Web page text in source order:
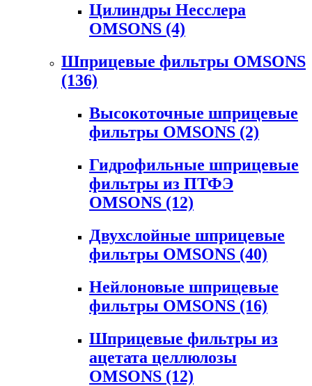
Цилиндры Несслера
OMSONS (4)
Шприцевые фильтры OMSONS
(136)
Высокоточные шприцевые
фильтры OMSONS (2)
Гидрофильные шприцевые
фильтры из ПТФЭ
OMSONS (12)
Двухслойные шприцевые
фильтры OMSONS (40)
Нейлоновые шприцевые
фильтры OMSONS (16)
Шприцевые фильтры из
ацетата целлюлозы
OMSONS (12)